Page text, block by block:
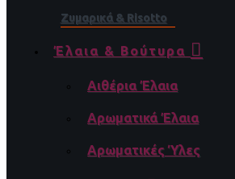
Ζυμαρικά & Risotto
Έλαια & Βούτυρα
Αιθέρια Έλαια
Αρωματικά Έλαια
Αρωματικές Ύλες